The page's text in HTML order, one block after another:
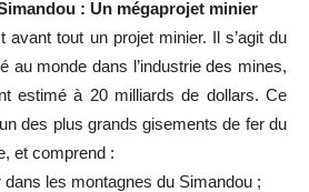
: Un mégaprojet minier
avant tout un projet minier. Il s’agit du
au monde dans l’industrie des mines,
estimé à 20 milliards de dollars. Ce
des plus grands gisements de fer du
et comprend :
les montagnes du Simandou ;